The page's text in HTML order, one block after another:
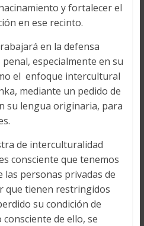
y fortalecer el
en ese recinto.
en la defensa
especialmente en su
el enfoque intercultural
mediante un pedido de
su lengua originaria, para
de interculturalidad
consciente que tenemos
personas privadas de
que tienen restringidos
su condición de
de ello, se